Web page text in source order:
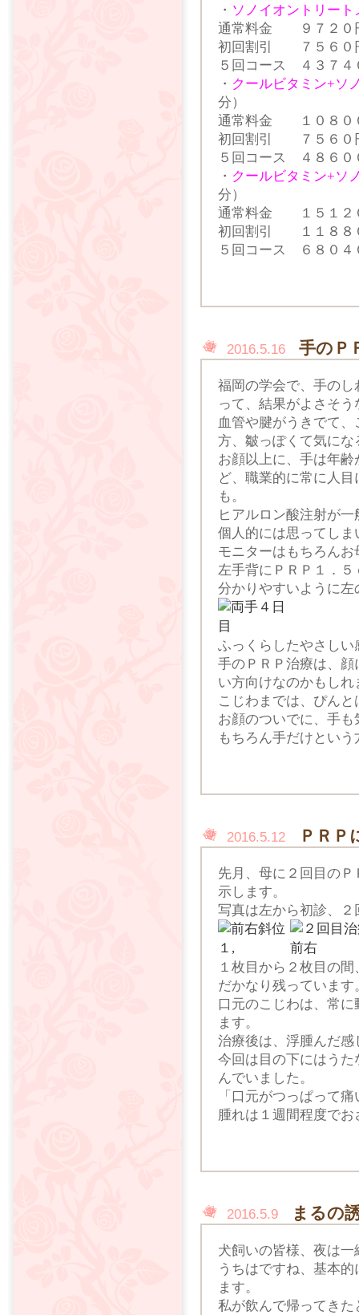
・ ソノイオントリート
通常料金 ９７２０
初回割引 ７５６０
５回コース ４３７４
・ クールビタミン+ソ
分）
通常料金 １０８０
初回割引 ７５６０
５回コース ４８６０
・ クールビタミン+ソ
分）
通常料金 １５１２
初回割引 １１８８
５回コース ６８０４
2016.5.16 手のＰ
福岡の学会で、手の
って、結果がよさそ
血管や腱がうきでて
方、皺っぽくて気に
お顔以上に、手は年
ど、職業的に常に人
も。
ヒアルロン酸注射が
個人的には思ってしま
モニターはもちろんお
左手背にＰＲＰ１．
分かりやすいように
ふっくらしたやさし
手のＰＲＰ治療は、
い方向けなのかもしれ
こじわまでは、ぴん
お顔のついでに、手
もちろん手だけとい
2016.5.12 ＰＲＰ
先月、母に２回目の
示します。
写真は左から初診、
１枚目から２枚目の
だかなり残っていま
口元のこじわは、常
ます。
治療後は、浮腫んだ
今回は目の下にはう
んでいました。
「口元がつっぱって
腫れは１週間程度でお
2016.5.9 まるの
犬飼いの皆様、夜は
うちはですね、基本
ます。
私が飲んで帰ってき